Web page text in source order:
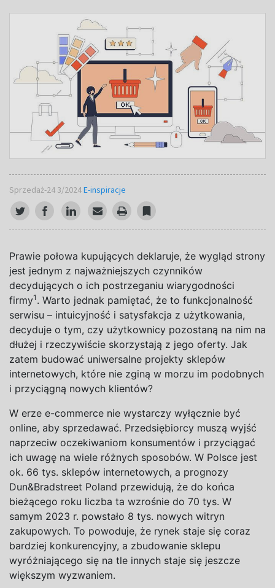
Sprzedaż-24 3/2024E-inspiracje
Prawie połowa kupujących deklaruje, że wygląd strony
jest jednym z najważniejszych czynników
decydujących o ich postrzeganiu wiarygodności
firmy1 . Warto jednak pamiętać, że to funkcjonalność
serwisu – intuicyjność i satysfakcja z użytkowania,
decyduje o tym, czy użytkownicy pozostaną na nim na
dłużej i rzeczywiście skorzystają z jego oferty. Jak
zatem budować uniwersalne projekty sklepów
internetowych, które nie zginą w morzu im podobnych
i przyciągną nowych klientów?
W erze e-commerce nie wystarczy wyłącznie być
online, aby sprzedawać. Przedsiębiorcy muszą wyjść
naprzeciw oczekiwaniom konsumentów i przyciągać
ich uwagę na wiele różnych sposobów. W Polsce jest
ok. 66 tys. sklepów internetowych, a prognozy
Dun&Bradstreet Poland przewidują, że do końca
bieżącego roku liczba ta wzrośnie do 70 tys. W
samym 2023 r. powstało 8 tys. nowych witryn
zakupowych. To powoduje, że rynek staje się coraz
bardziej konkurencyjny, a zbudowanie sklepu
wyróżniającego się na tle innych staje się jeszcze
większym wyzwaniem.